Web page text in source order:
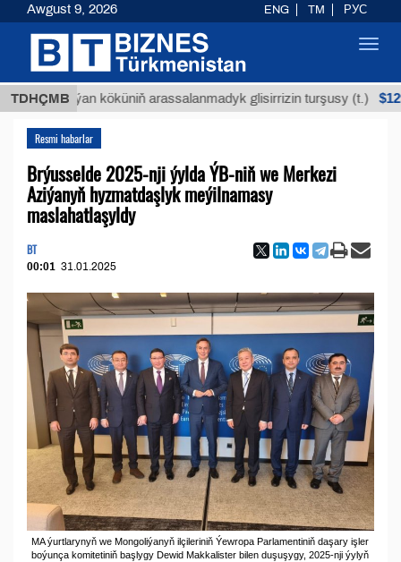
TDHÇMB
Buýan köküniň arassalanmadyk glisirrizin turşusy (t.) $12935,18
Resmi habarlar
Brýusselde 2025-nji ýylda ÝB-niň we Merkezi
Aziýanyň hyzmatdaşlyk meýilnamasy
maslahatlaşyldy
BT
00:01 31.01.2025
MA ýurtlarynyň we Mongoliýanyň ilçileriniň Ýewropa Parlamentiniň daşary işler
boýunça komitetiniň başlygy Dewid Makkalister bilen duşuşygy, 2025-nji ýylyň
Awgust 9, 2026 ENG TM РУС